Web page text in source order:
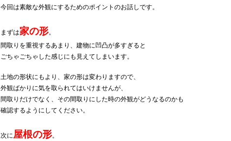
今回は素敵な外観にするためのポイントのお話しです。
まずは家の形。
間取りを重視するあまり、建物に凹凸が多すぎると
ごちゃごちゃした感じにも見えてしまいます。
土地の形状にもより、家の形は変わりますので、
外観ばかりに気を取られてはいけませんが、
間取りだけでなく、その間取りにした時の外観がどうなるのかも
確認するようにしてください。
次に 屋根の形。